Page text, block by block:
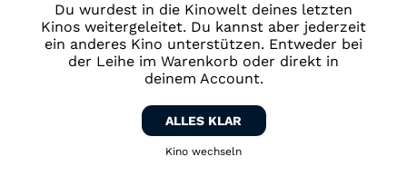
Du wurdest in die Kinowelt deines letzten
Kinos weitergeleitet. Du kannst aber jederzeit
ein anderes Kino unterstützen. Entweder bei
der Leihe im Warenkorb oder direkt in
deinem Account.
ALLES KLAR
Kino wechseln